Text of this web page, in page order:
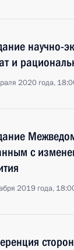
научно-
и
2020 года,
с
2019 года,